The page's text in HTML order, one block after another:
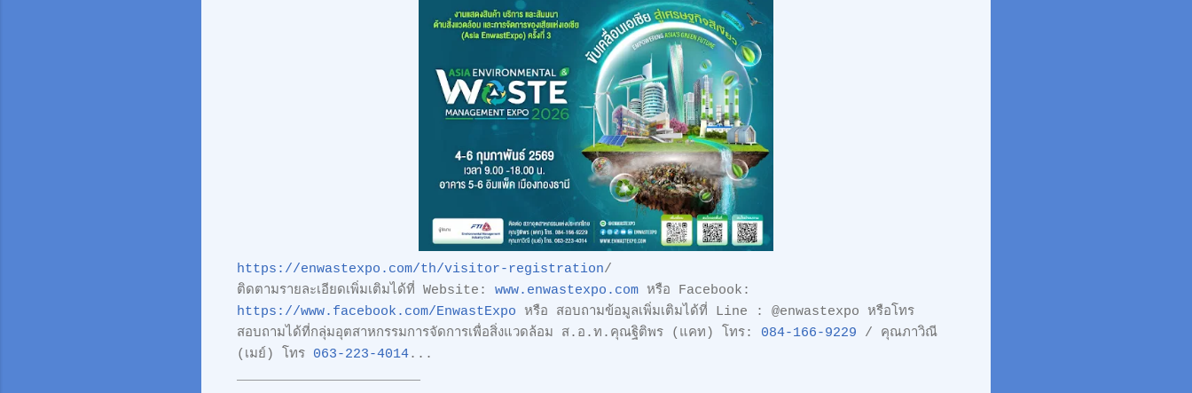
https://enwastexpo.com/th/visitor-registration/
ติดตามรายละเอียดเพิ่มเติมได้ที่ Website: www.enwastexpo.com หรือ Facebook:
https://www.facebook.com/EnwastExpo หรือ สอบถามข้อมูลเพิ่มเติมได้ที่ Line : @enwastexpo หรือโทร
สอบถามได้ที่กลุ่มอุตสาหกรรมการจัดการเพื่อสิ่งแวดล้อม ส.อ.ท.คุณฐิติพร (แคท) โทร: 084-166-9229 / คุณภาวิณี
(เมย์) โทร 063-223-4014...